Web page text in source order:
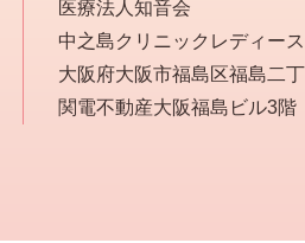
医療法人知音会
中之島クリニックレディー
大阪府大阪市福島区福島二
関電不動産大阪福島ビル3階